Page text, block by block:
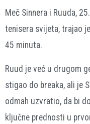
Meč Sinnera i Ruuda, 25.
tenisera svijeta, trajao
45 minuta.
Ruud je već u drugom
stigao do breaka, ali je
odmah uzvratio, da bi do
ključne prednosti u